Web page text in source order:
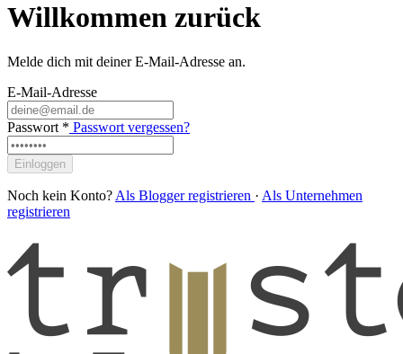
Willkommen zurück
Melde dich mit deiner E-Mail-Adresse an.
E-Mail-Adresse
Passwort * Passwort vergessen?
Einloggen
Noch kein Konto? Als Blogger registrieren · Als Unternehmen
registrieren